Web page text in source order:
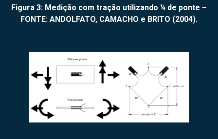
Figura 3: Medição com tração utilizando ¼ de ponte –
FONTE: ANDOLFATO, CAMACHO e BRITO (2004).